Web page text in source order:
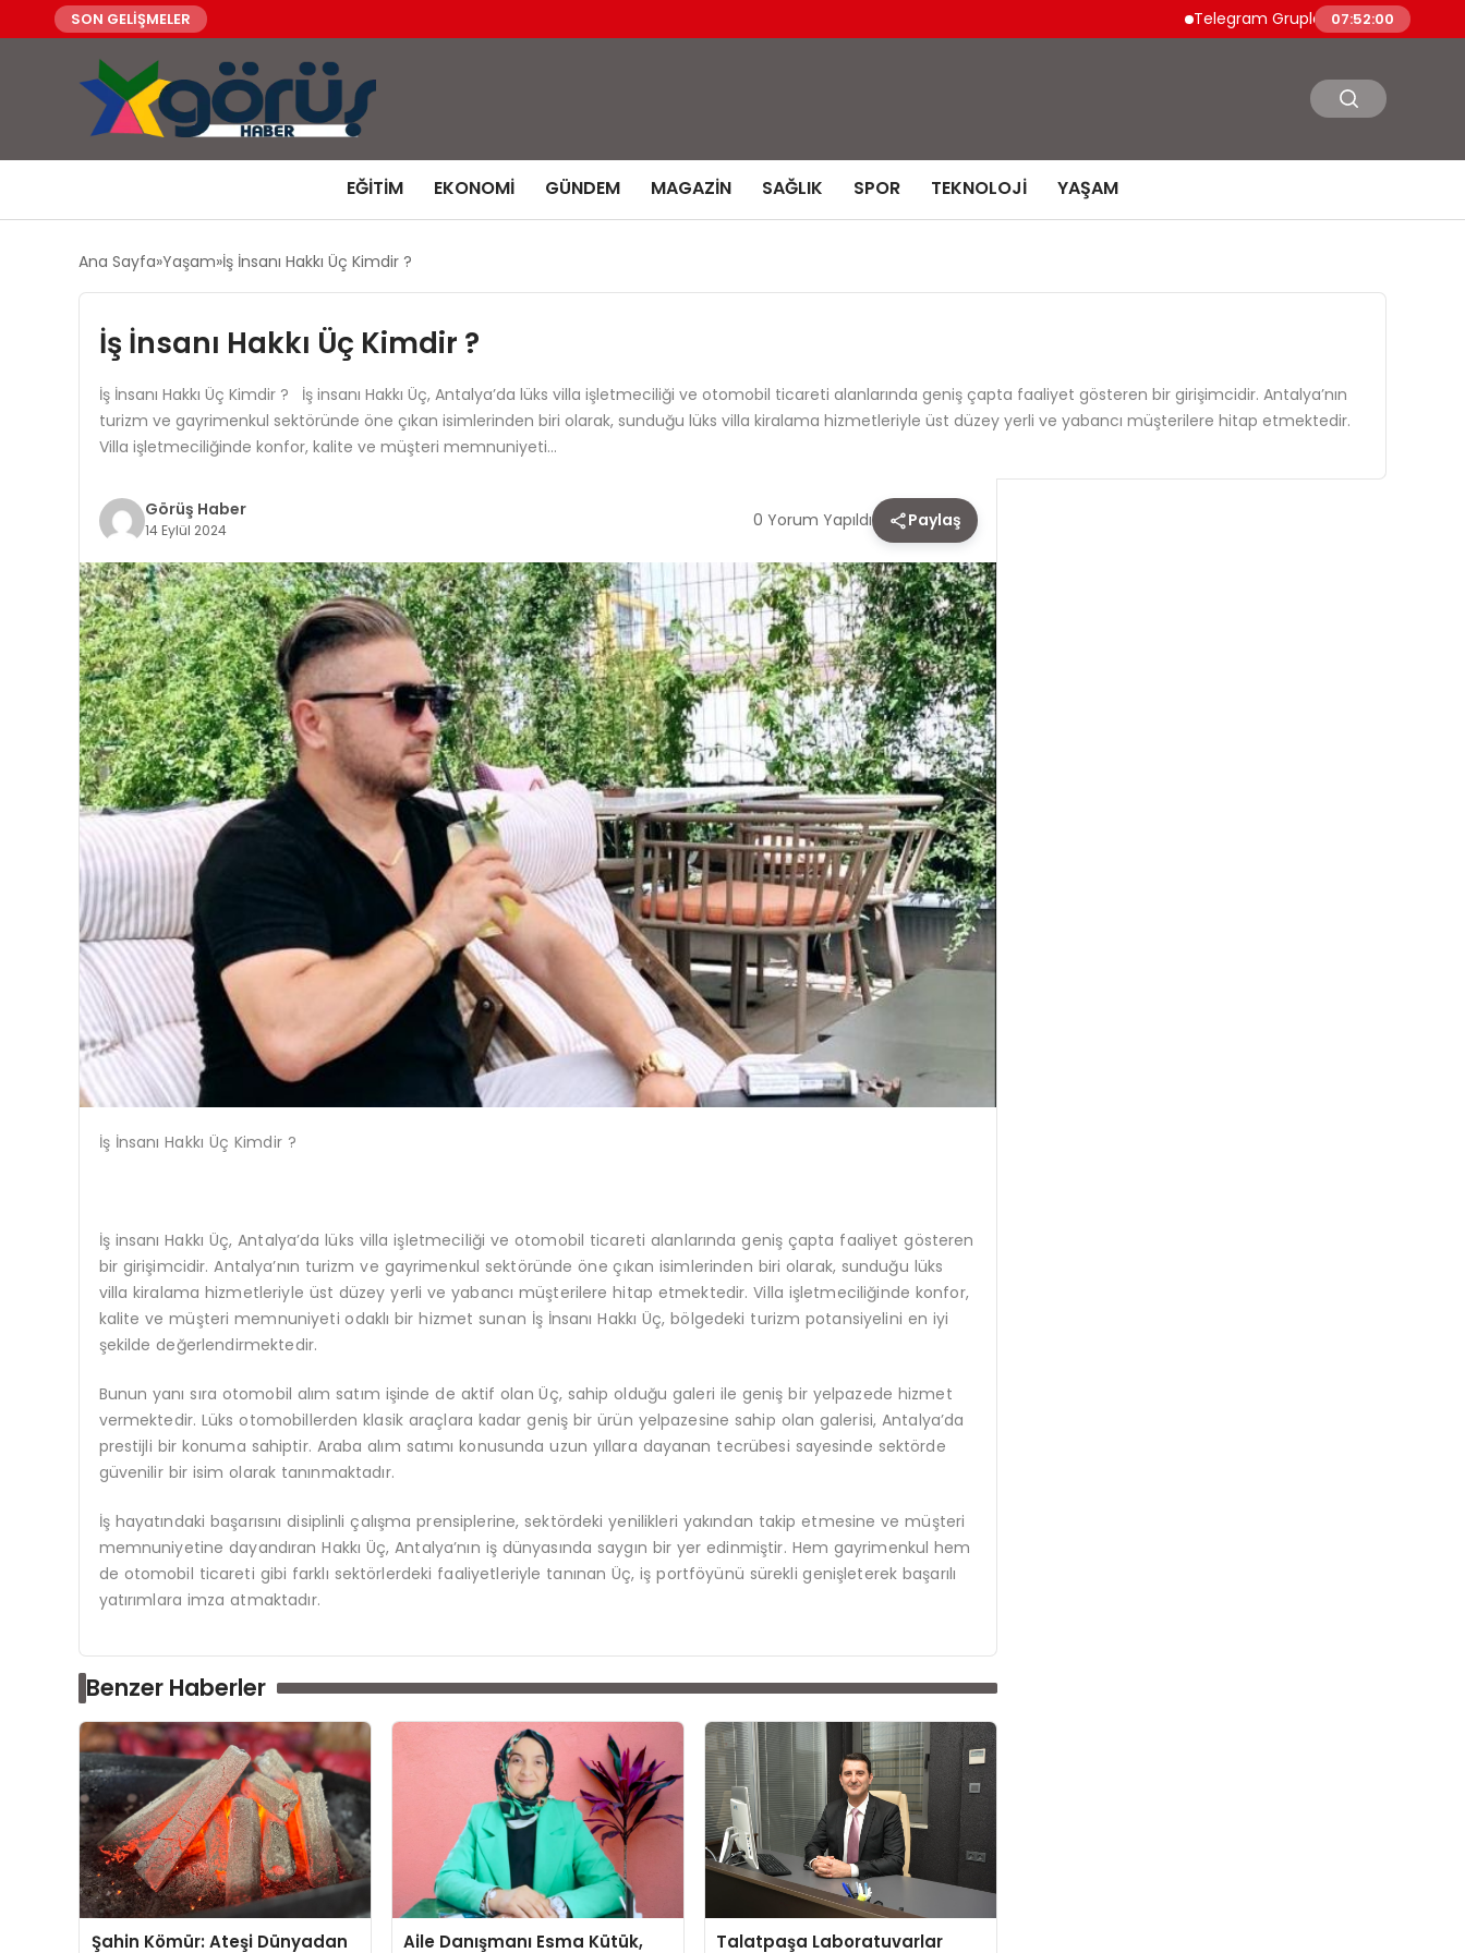
SON GELİŞMELER Telegram Grupları Nasıl Bulunur?:
07:52:01
EĞITIM EKONOMI GÜNDEM MAGAZIN SAĞLIK SPOR TEKNOLOJI YAŞAM
Ana Sayfa Yaşam İş İnsanı Hakkı Üç Kimdir ?
İş İnsanı Hakkı Üç Kimdir ?
İş İnsanı Hakkı Üç Kimdir ? İş insanı Hakkı Üç, Antalya’da lüks villa işletmeciliği ve otomobil ticareti alanlarında geniş çapta faaliyet gösteren bir girişimcidir. Antalya’nın
turizm ve gayrimenkul sektöründe öne çıkan isimlerinden biri olarak, sunduğu lüks villa kiralama hizmetleriyle üst düzey yerli ve yabancı müşterilere hitap etmektedir.
Villa işletmeciliğinde konfor, kalite ve müşteri memnuniyeti…
Görüş Haber
14 Eylül 2024 0 Yorum Yapıldı Paylaş
İş İnsanı Hakkı Üç Kimdir ?
İş insanı Hakkı Üç, Antalya’da lüks villa işletmeciliği ve otomobil ticareti alanlarında geniş çapta faaliyet gösteren
bir girişimcidir. Antalya’nın turizm ve gayrimenkul sektöründe öne çıkan isimlerinden biri olarak, sunduğu lüks
villa kiralama hizmetleriyle üst düzey yerli ve yabancı müşterilere hitap etmektedir. Villa işletmeciliğinde konfor,
kalite ve müşteri memnuniyeti odaklı bir hizmet sunan İş İnsanı Hakkı Üç, bölgedeki turizm potansiyelini en iyi
şekilde değerlendirmektedir.
Bunun yanı sıra otomobil alım satım işinde de aktif olan Üç, sahip olduğu galeri ile geniş bir yelpazede hizmet
vermektedir. Lüks otomobillerden klasik araçlara kadar geniş bir ürün yelpazesine sahip olan galerisi, Antalya’da
prestijli bir konuma sahiptir. Araba alım satımı konusunda uzun yıllara dayanan tecrübesi sayesinde sektörde
güvenilir bir isim olarak tanınmaktadır.
İş hayatındaki başarısını disiplinli çalışma prensiplerine, sektördeki yenilikleri yakından takip etmesine ve müşteri
memnuniyetine dayandıran Hakkı Üç, Antalya’nın iş dünyasında saygın bir yer edinmiştir. Hem gayrimenkul hem
de otomobil ticareti gibi farklı sektörlerdeki faaliyetleriyle tanınan Üç, iş portföyünü sürekli genişleterek başarılı
yatırımlara imza atmaktadır.
Benzer Haberler
Şahin Kömür: Ateşi Dünyadan Aile Danışmanı Esma Kütük, Talatpaşa Laboratuvarlar